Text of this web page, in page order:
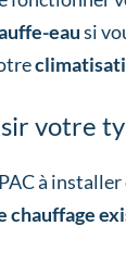
eausi
votre
à
chauffage